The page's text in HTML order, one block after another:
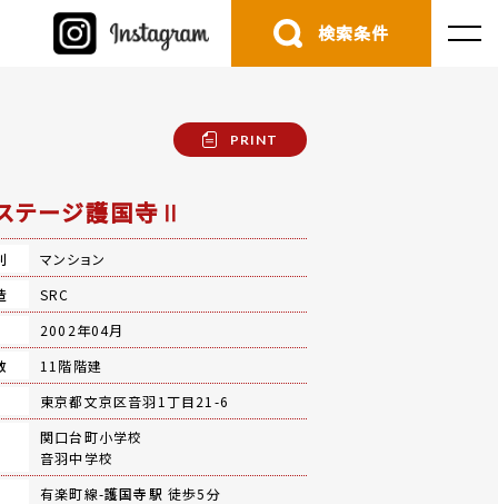
検索条件
PRINT
テージ護国寺Ⅱ
マンション
SRC
2002年04月
11階階建
東京都文京区音羽1丁目21-6
関口台町小学校
音羽中学校
有楽町線-護国寺駅 徒歩5分